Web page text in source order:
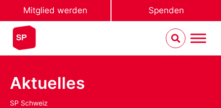
Mitglied werden Spenden
Aktuelles
SP Schweiz